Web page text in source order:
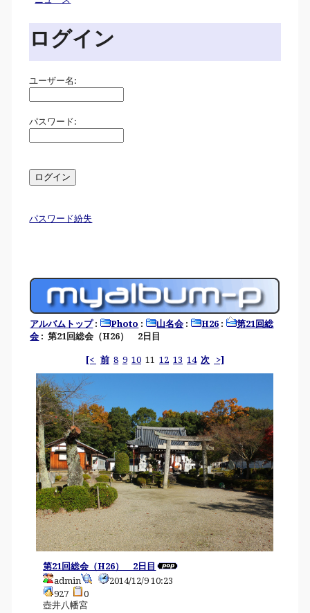
ログイン
ユーザー名:
パスワード:
パスワード紛失
アルバムトップ: Photo : 山名会 : H26 :
第21回総
会 : 第21回総会（H26） 2日目
[< 前 8 9 10 11 12 13 14 次 >]
第21回総会（H26） 2日目
admin
2014/12/9 10:23
927
0
壺井八幡宮